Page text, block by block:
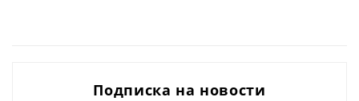
Подписка на новости